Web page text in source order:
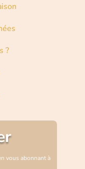
?
vous abonnant à